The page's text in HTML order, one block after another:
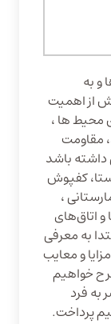
به
از اهمیت
محیط ها ،
مقاومت
داشته باشد
کفپوش
،
و اتاق‌های
به معرفی
و معایب
خواهیم
فرد
پرداخت.